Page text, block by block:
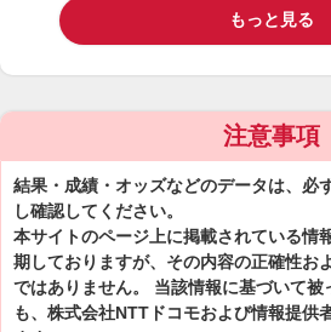
もっと見る
注意事項
結果・成績・オッズなどのデータは、必
し確認してください。
本サイトのページ上に掲載されている情
期しておりますが、その内容の正確性お
ではありません。 当該情報に基づいて被
も、株式会社NTTドコモおよび情報提供